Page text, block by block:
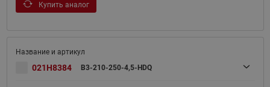
Купить аналог
021H8384 B3-210-250-4,5-HDQ